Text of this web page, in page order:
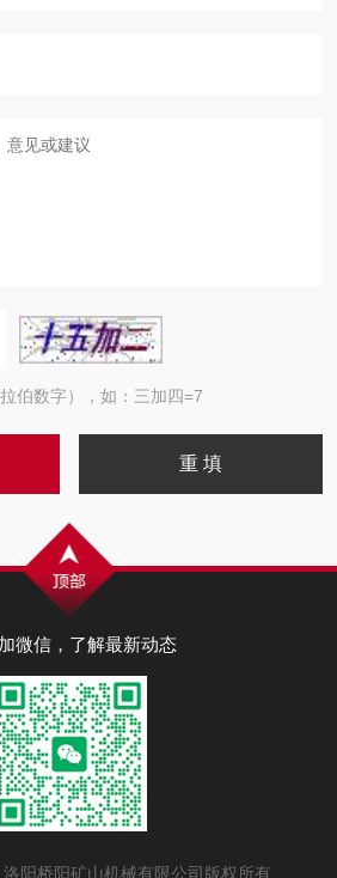
伯数字），如：三加四=7
微信，了解最新动态
阳桥阳矿山机械有限公司版权所有